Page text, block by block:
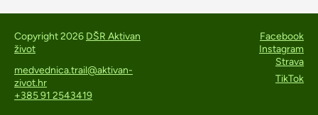
Copyright 2026 DŠR Aktivan
život
medvednica.trail@aktivan-
zivot.hr
+385 91 2543419
Facebook
Instagram
Strava
TikTok